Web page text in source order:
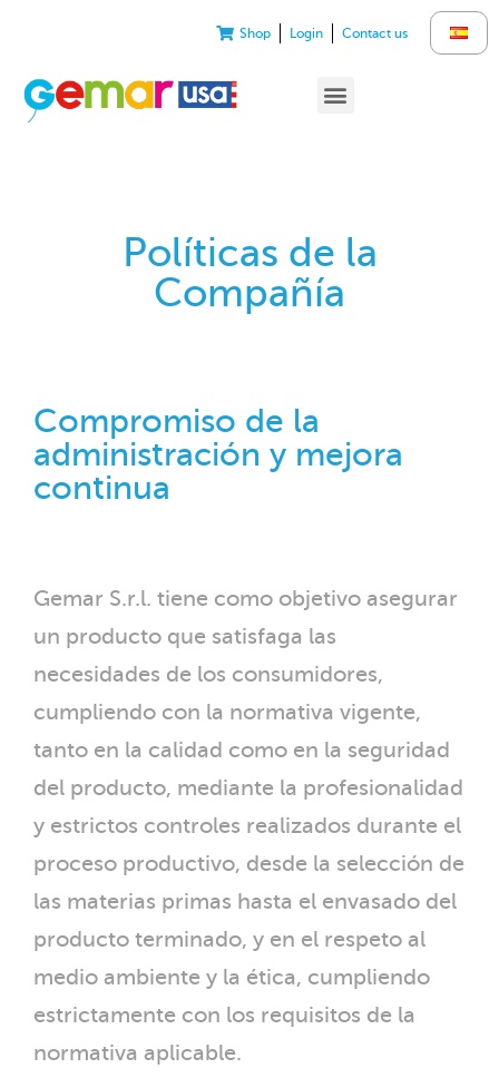
Shop Login Contact us
Políticas de la
Compañía
Compromiso de la
administración y mejora
continua
Gemar S.r.l. tiene como objetivo asegurar
un producto que satisfaga las
necesidades de los consumidores,
cumpliendo con la normativa vigente,
tanto en la calidad como en la seguridad
del producto, mediante la profesionalidad
y estrictos controles realizados durante el
proceso productivo, desde la selección de
las materias primas hasta el envasado del
producto terminado, y en el respeto al
medio ambiente y la ética, cumpliendo
estrictamente con los requisitos de la
normativa aplicable.